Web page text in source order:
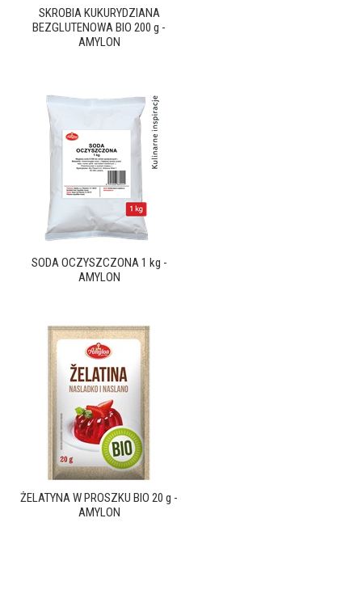
SKROBIA KUKURYDZIANA
BEZGLUTENOWA BIO 200 g -
AMYLON
SODA OCZYSZCZONA 1 kg -
AMYLON
ŻELATYNA W PROSZKU BIO 20 g -
AMYLON